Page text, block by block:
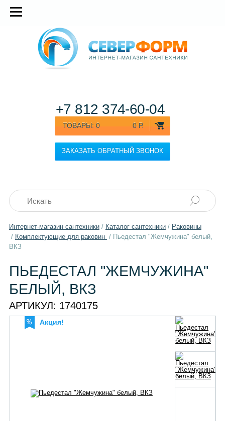
ТОВАРЫ: 0 0 Р.
ЗАКАЗАТЬ ОБРАТНЫЙ ЗВОНОК
+7 812 374-60-04
Интернет-магазин сантехники/ Каталог сантехники/ Раковины
/ Комплектующие для раковин / Пьедестал "Жемчужина" белый,
ВКЗ
ПЬЕДЕСТАЛ "ЖЕМЧУЖИНА"
БЕЛЫЙ, ВКЗ
АРТИКУЛ: 1740175
Акция!